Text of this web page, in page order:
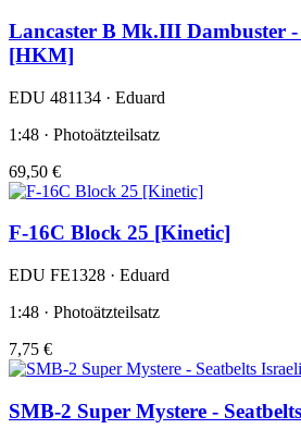
Lancaster B Mk.III Dambuster
[HKM]
EDU 481134 · Eduard
1:48 · Photoätzteilsatz
69,50 €
F-16C Block 25 [Kinetic]
EDU FE1328 · Eduard
1:48 · Photoätzteilsatz
7,75 €
SMB-2 Super Mystere -